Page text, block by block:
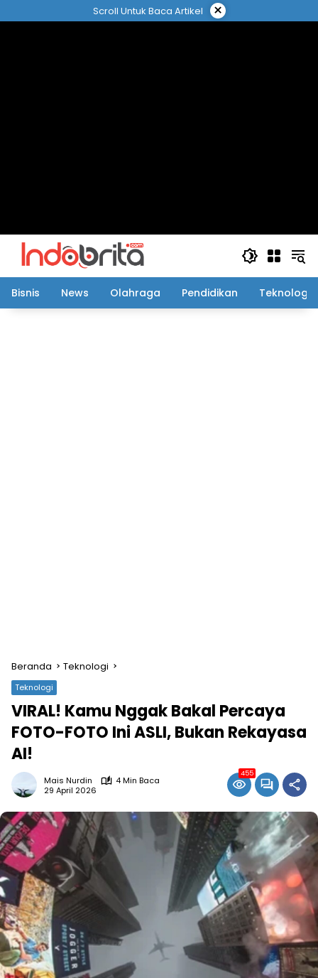
ke
Scroll Untuk Baca Artikel ×
Bisnis News Olahraga Pendidikan Teknologi
Beranda Teknologi
Teknologi
VIRAL! Kamu Nggak Bakal Percaya
FOTO-FOTO Ini ASLI, Bukan Rekayasa
AI!
Mais Nurdin
4 Min Baca
29 April 2026
455